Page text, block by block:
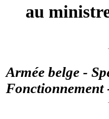
au
Armée belge -
Fonctionnement